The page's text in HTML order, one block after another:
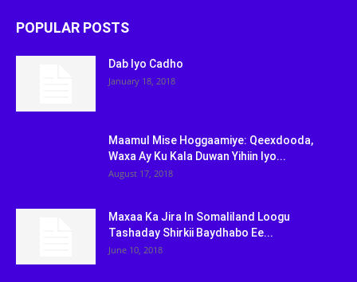
POPULAR POSTS
Dab Iyo Cadho
January 18, 2018
Maamul Mise Hoggaamiye: Qeexdooda,
Waxa Ay Ku Kala Duwan Yihiin Iyo...
August 17, 2018
Maxaa Ka Jira In Somaliland Loogu
Tashaday Shirkii Baydhabo Ee...
June 10, 2018